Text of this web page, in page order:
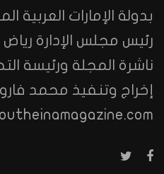
بدولة الإمارات العربية
رئيس مجلس الإدارة
ناشرة المجلة ورئيسة
إخراج وتنفيذ محمد